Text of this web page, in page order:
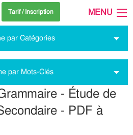
Tarif / Inscription MENU
par Catégories
par Mots-Clés
- Étude de
- PDF à